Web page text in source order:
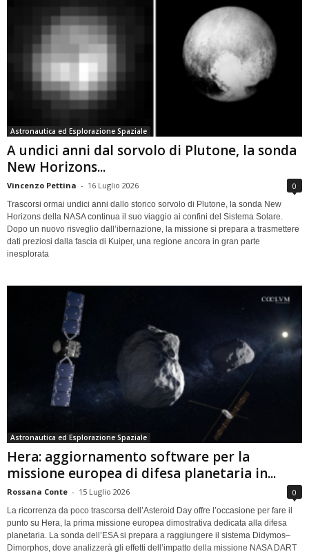
Astronautica ed Esplorazione Spaziale
A undici anni dal sorvolo di Plutone, la sonda
New Horizons...
Vincenzo Pettina - 16 Luglio 2026 0
Trascorsi ormai undici anni dallo storico sorvolo di Plutone, la sonda New
Horizons della NASA continua il suo viaggio ai confini del Sistema Solare.
Dopo un nuovo risveglio dall’ibernazione, la missione si prepara a trasmettere
dati preziosi dalla fascia di Kuiper, una regione ancora in gran parte
inesplorata
Astronautica ed Esplorazione Spaziale
Hera: aggiornamento software per la
missione europea di difesa planetaria in...
Rossana Conte - 15 Luglio 2026 0
La ricorrenza da poco trascorsa dell’Asteroid Day offre l’occasione per fare il
punto su Hera, la prima missione europea dimostrativa dedicata alla difesa
planetaria. La sonda dell’ESA si prepara a raggiungere il sistema Didymos–
Dimorphos, dove analizzerà gli effetti dell’impatto della missione NASA DART